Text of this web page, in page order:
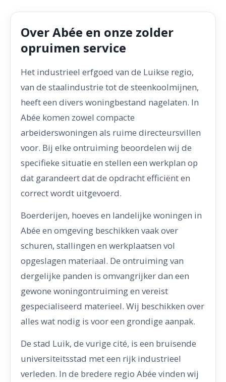
Over Abée en onze zolder
opruimen service
Het industrieel erfgoed van de Luikse regio,
van de staalindustrie tot de steenkoolmijnen,
heeft een divers woningbestand nagelaten. In
Abée komen zowel compacte
arbeiderswoningen als ruime directeursvillen
voor. Bij elke ontruiming beoordelen wij de
specifieke situatie en stellen een werkplan op
dat garandeert dat de opdracht efficiënt en
correct wordt uitgevoerd.
Boerderijen, hoeves en landelijke woningen in
Abée en omgeving beschikken vaak over
schuren, stallingen en werkplaatsen vol
opgeslagen materiaal. De ontruiming van
dergelijke panden is omvangrijker dan een
gewone woningontruiming en vereist
gespecialiseerd materieel. Wij beschikken over
alles wat nodig is voor een grondige aanpak.
De stad Luik, de vurige cité, is een bruisende
universiteitsstad met een rijk industrieel
verleden. In de bredere regio Abée vinden wij